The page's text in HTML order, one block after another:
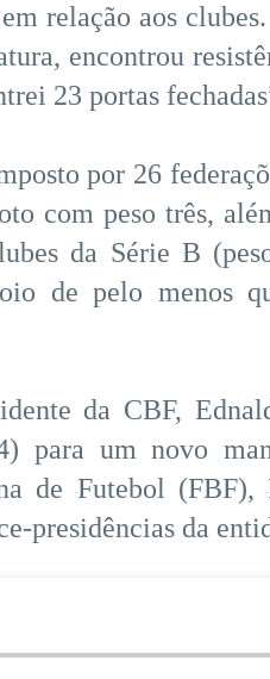
relação aos
encontrou
23 portas
por 26
com peso três,
da Série B
de pelo menos
da CBF,
para um novo
de Futebol
presidências da